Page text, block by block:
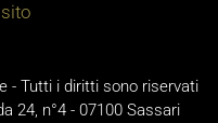
- Tutti i diritti sono riservati
24, n°4 - 07100 Sassari